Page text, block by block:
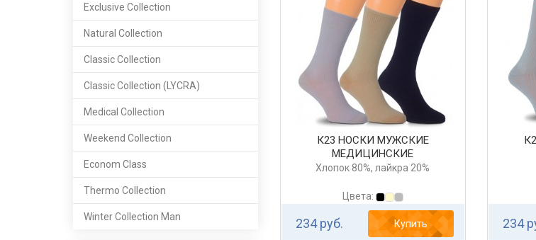
Exclusive Collection
Natural Сollection
Classic Сollection
Classic Сollection (LYCRA)
Medical Collection
Weekend Collection
Econom Class
Thermo Collection
Winter Collection Man
К23 НОСКИ МУЖСКИЕ
МЕДИЦИНСКИЕ
Хлопок 80%, лайкра 20%
Цвета:
234 руб. Купить 234